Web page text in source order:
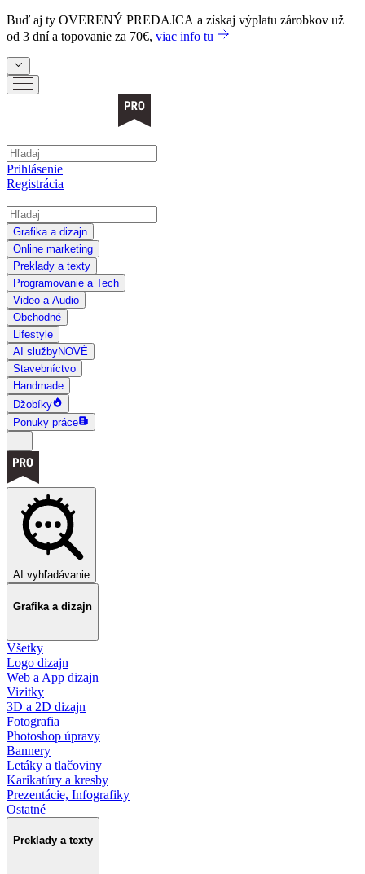
Buď aj ty OVERENÝ PREDAJCA a získaj výplatu zárobkov už
od 3 dní a topovanie za 70€, viac info tu
Prihlásenie
Registrácia
Grafika a dizajn
Online marketing
Preklady a texty
Programovanie a Tech
Video a Audio
Obchodné
Lifestyle
AI službyNOVÉ
Stavebníctvo
Handmade
Džobíky
Ponuky práce
AI vyhľadávanie
Grafika a dizajn
Všetky
Logo dizajn
Web a App dizajn
Vizitky
3D a 2D dizajn
Fotografia
Photoshop úpravy
Bannery
Letáky a tlačoviny
Karikatúry a kresby
Prezentácie, Infografiky
Ostatné
Preklady a texty